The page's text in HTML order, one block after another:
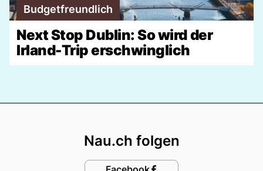
Budgetfreundlich
Next Stop Dublin: So wird der
Irland-Trip erschwinglich
Nau.ch folgen